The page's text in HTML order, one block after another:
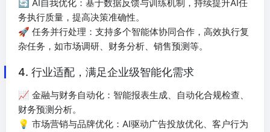
🔄 AI自我优化：基于数据反馈与训练机制，持续提升AI任
务执行质量，提高决策准确性。
🚀 任务并行处理：支持多个智能体协同合作，高效执行复
杂任务，如市场调研、财务分析、销售预测等。
4. 行业适配，满足企业级智能化需求
📈 金融与财务自动化：智能报表生成、自动化合规检查、
财务预测分析。
💡 市场营销与品牌优化：AI驱动广告投放优化、客户行为